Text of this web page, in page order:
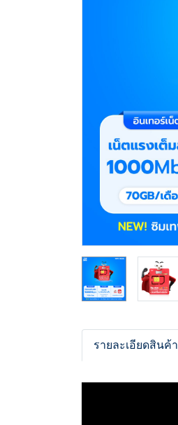
รายละเอียดสินค้า